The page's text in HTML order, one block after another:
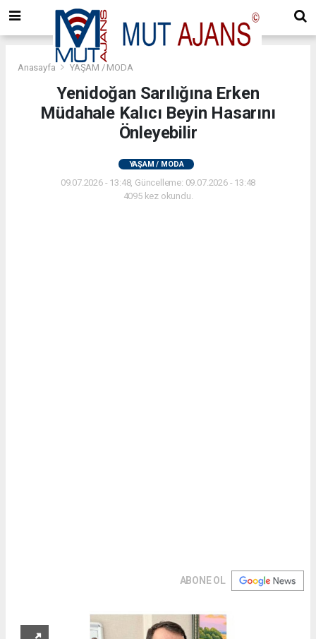
Anasayfa YAŞAM / MODA
Yenidoğan Sarılığına Erken
Müdahale Kalıcı Beyin Hasarını
Önleyebilir
YAŞAM / MODA
09.07.2026 - 13:48, Güncelleme: 09.07.2026 - 13:48
4095 kez okundu.
ABONE OL